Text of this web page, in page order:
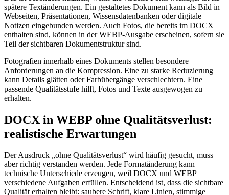
spätere Textänderungen. Ein gestaltetes Dokument kann als Bild in
Webseiten, Präsentationen, Wissensdatenbanken oder digitale
Notizen eingebunden werden. Auch Fotos, die bereits im DOCX
enthalten sind, können in der WEBP-Ausgabe erscheinen, sofern sie
Teil der sichtbaren Dokumentstruktur sind.
Fotografien innerhalb eines Dokuments stellen besondere
Anforderungen an die Kompression. Eine zu starke Reduzierung
kann Details glätten oder Farbübergänge verschlechtern. Eine
passende Qualitätsstufe hilft, Fotos und Texte ausgewogen zu
erhalten.
DOCX in WEBP ohne Qualitätsverlust:
realistische Erwartungen
Der Ausdruck „ohne Qualitätsverlust“ wird häufig gesucht, muss
aber richtig verstanden werden. Jede Formatänderung kann
technische Unterschiede erzeugen, weil DOCX und WEBP
verschiedene Aufgaben erfüllen. Entscheidend ist, dass die sichtbare
Qualität erhalten bleibt: saubere Schrift, klare Linien, stimmige